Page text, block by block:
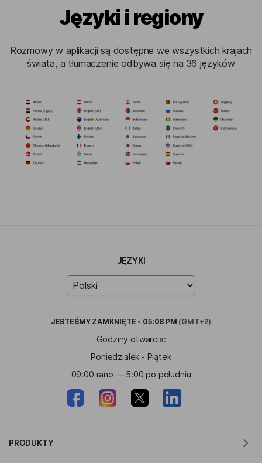
Języki i regiony
Rozmowy w aplikacji są dostępne we wszystkich krajach
świata, a tłumaczenie odbywa się na 36 języków
JĘZYKI
JESTEŚMY ZAMKNIĘTE • 05:08 PM (GMT+2)
Godziny otwarcia:
Poniedziałek - Piątek
09:00 rano — 5:00 po południu
PRODUKTY